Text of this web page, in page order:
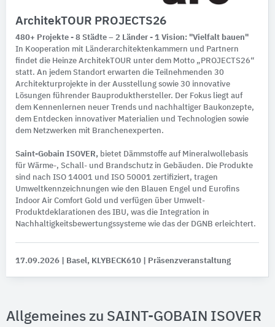
ArchitekTOUR PROJECTS26
480+ Projekte - 8 Städte – 2 Länder - 1 Vision: "Vielfalt bauen"
In Kooperation mit Länderarchitektenkammern und Partnern
findet die Heinze ArchitekTOUR unter dem Motto „PROJECTS26“
statt. An jedem Standort erwarten die Teilnehmenden 30
Architekturprojekte in der Ausstellung sowie 30 innovative
Lösungen führender Bauprodukthersteller. Der Fokus liegt auf
dem Kennenlernen neuer Trends und nachhaltiger Baukonzepte,
dem Entdecken innovativer Materialien und Technologien sowie
dem Netzwerken mit Branchenexperten.
Saint-Gobain ISOVER, bietet Dämmstoffe auf Mineralwollebasis
für Wärme-, Schall- und Brandschutz in Gebäuden. Die Produkte
sind nach ISO 14001 und ISO 50001 zertifiziert, tragen
Umweltkennzeichnungen wie den Blauen Engel und Eurofins
Indoor Air Comfort Gold und verfügen über Umwelt-
Produktdeklarationen des IBU, was die Integration in
Nachhaltigkeitsbewertungssysteme wie das der DGNB erleichtert.
17.09.2026 | Basel, KLYBECK610 | Präsenzveranstaltung
Allgemeines zu SAINT-GOBAIN ISOVER